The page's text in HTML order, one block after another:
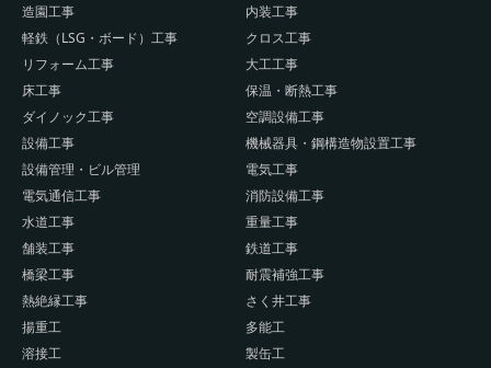
造園工事
内装工事
軽鉄（LSG・ボード）工事
クロス工事
リフォーム工事
大工工事
床工事
保温・断熱工事
ダイノック工事
空調設備工事
設備工事
機械器具・鋼構造物設置工事
設備管理・ビル管理
電気工事
電気通信工事
消防設備工事
水道工事
重量工事
舗装工事
鉄道工事
橋梁工事
耐震補強工事
熱絶縁工事
さく井工事
揚重工
多能工
溶接工
製缶工